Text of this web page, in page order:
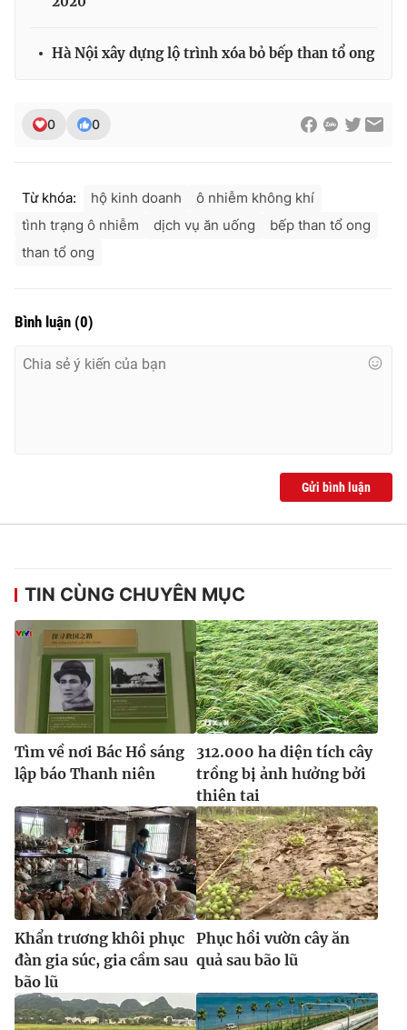
Ðiện thoại Thời báo VTV:
Liên hệ quảng cáo:024-7300.7108
® Cấm sao chép dưới mọi hình thức nếu không có sự chấp
thuận bằng văn bản. Ghi rõ nguồn VTV.vn khi phát hành lại
Hà Nội xây dựng lộ trình xóa bỏ bếp than tổ ong
0 0
Từ khóa: hộ kinh doanh
ô nhiễm không khí
tình trạng ô nhiễm
dịch vụ ăn uống
bếp than tổ ong
than tổ ong
Bình luận (0)
Gửi bình luận
TIN CÙNG CHUYÊN MỤC
Tìm về nơi Bác Hồ sáng
lập báo Thanh niên
312.000 ha diện tích cây
trồng bị ảnh hưởng bởi
thiên tai
Khẩn trương khôi phục
đàn gia súc, gia cầm sau
bão lũ
Phục hồi vườn cây ăn
quả sau bão lũ